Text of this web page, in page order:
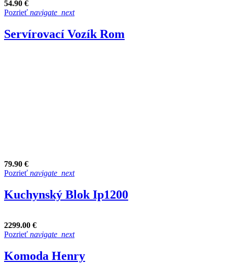
54.90 €
Pozrieť navigate_next
Servírovací Vozík Rom
79.90 €
Pozrieť navigate_next
Kuchynský Blok Ip1200
2299.00 €
Pozrieť navigate_next
Komoda Henry